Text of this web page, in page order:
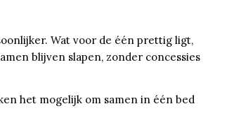
Wat voor de één prettig ligt,
blijven slapen, zonder concessies
het mogelijk om samen in één bed